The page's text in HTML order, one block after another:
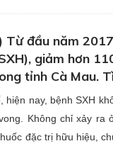
Từ đầu năm
giảm hơn
tỉnh Cà Mau.
hiện nay, bệnh SXH
Không chỉ xảy ra
đặc trị hữu hiệu,